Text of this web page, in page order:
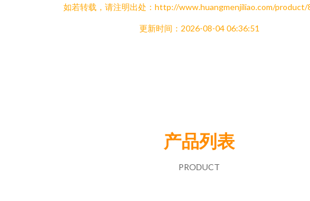
如若转载，请注明出处：http://www.huangmenjiliao.com/product/
更新时间：2026-08-04 06:36:51
产品列表
PRODUCT